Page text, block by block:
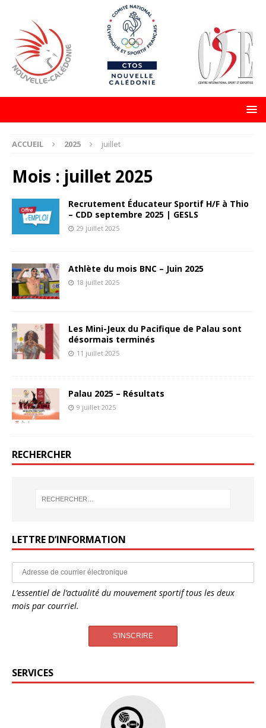
ACCUEIL 2025 juillet
Mois : juillet 2025
Recrutement Éducateur Sportif H/F à Thio
– CDD septembre 2025 | GESLS
29 juillet 2025
Athlète du mois BNC – Juin 2025
18 juillet 2025
Les Mini-Jeux du Pacifique de Palau sont
désormais terminés
11 juillet 2025
Palau 2025 – Résultats
9 juillet 2025
RECHERCHER
LETTRE D’INFORMATION
L’essentiel de l’actualité du mouvement sportif tous les deux
mois par courriel.
SERVICES